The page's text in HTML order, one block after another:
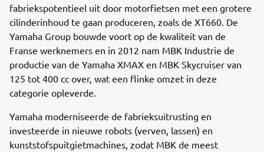
fabriekspotentieel uit door motorfietsen met een grotere
cilinderinhoud te gaan produceren, zoals de XT660. De
Yamaha Group bouwde voort op de kwaliteit van de
Franse werknemers en in 2012 nam MBK Industrie de
productie van de Yamaha XMAX en MBK Skycruiser van
125 tot 400 cc over, wat een flinke omzet in deze
categorie opleverde.
Yamaha moderniseerde de fabrieksuitrusting en
investeerde in nieuwe robots (verven, lassen) en
kunststofspuitgietmachines, zodat MBK de meest